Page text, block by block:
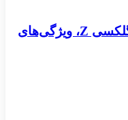
سامسونگ با معرفی نسل بعدی گلکسی Z، ویژگی‌های